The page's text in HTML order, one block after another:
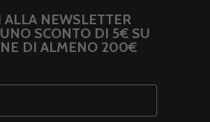
ALLA NEWSLETTER
SCONTO DI 5€ SU
DI ALMENO 200€